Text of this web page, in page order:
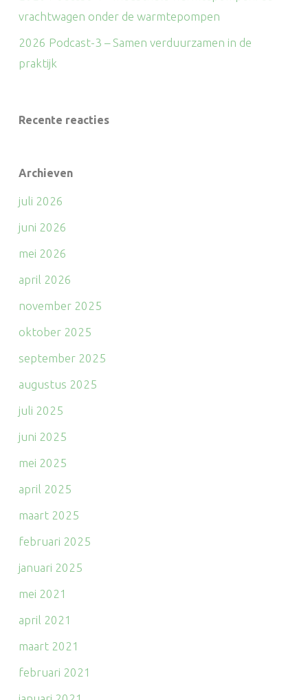
vrachtwagen onder de warmtepompen
2026 Podcast-3 – Samen verduurzamen in de
praktijk
Recente reacties
Archieven
juli 2026
juni 2026
mei 2026
april 2026
november 2025
oktober 2025
september 2025
augustus 2025
juli 2025
juni 2025
mei 2025
april 2025
maart 2025
februari 2025
januari 2025
mei 2021
april 2021
maart 2021
februari 2021